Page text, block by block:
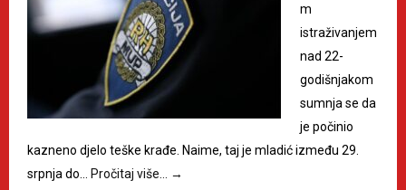
m
istraživanjem
nad 22-
godišnjakom
sumnja se da
je počinio
kazneno djelo teške krađe. Naime, taj je mladić između 29.
srpnja do… Pročitaj više… →